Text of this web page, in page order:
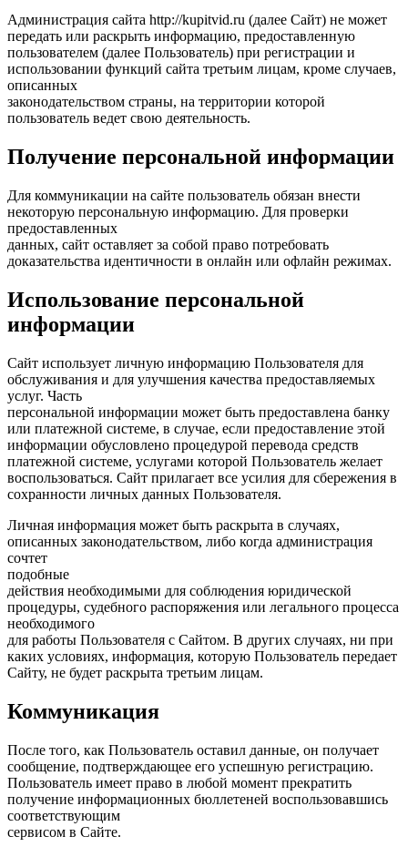
Администрация сайта http://kupitvid.ru (далее Сайт) не может
передать или раскрыть информацию, предоставленную
пользователем (далее Пользователь) при регистрации и
использовании функций сайта третьим лицам, кроме случаев,
описанных
законодательством страны, на территории которой
пользователь ведет свою деятельность.
Получение персональной информации
Для коммуникации на сайте пользователь обязан внести
некоторую персональную информацию. Для проверки
предоставленных
данных, сайт оставляет за собой право потребовать
доказательства идентичности в онлайн или офлайн режимах.
Использование персональной
информации
Сайт использует личную информацию Пользователя для
обслуживания и для улучшения качества предоставляемых
услуг. Часть
персональной информации может быть предоставлена банку
или платежной системе, в случае, если предоставление этой
информации обусловлено процедурой перевода средств
платежной системе, услугами которой Пользователь желает
воспользоваться. Сайт прилагает все усилия для сбережения в
сохранности личных данных Пользователя.
Личная информация может быть раскрыта в случаях,
описанных законодательством, либо когда администрация
сочтет
подобные
действия необходимыми для соблюдения юридической
процедуры, судебного распоряжения или легального процесса
необходимого
для работы Пользователя с Сайтом. В других случаях, ни при
каких условиях, информация, которую Пользователь передает
Сайту, не будет раскрыта третьим лицам.
Коммуникация
После того, как Пользователь оставил данные, он получает
сообщение, подтверждающее его успешную регистрацию.
Пользователь имеет право в любой момент прекратить
получение информационных бюллетеней воспользовавшись
соответствующим
сервисом в Сайте.